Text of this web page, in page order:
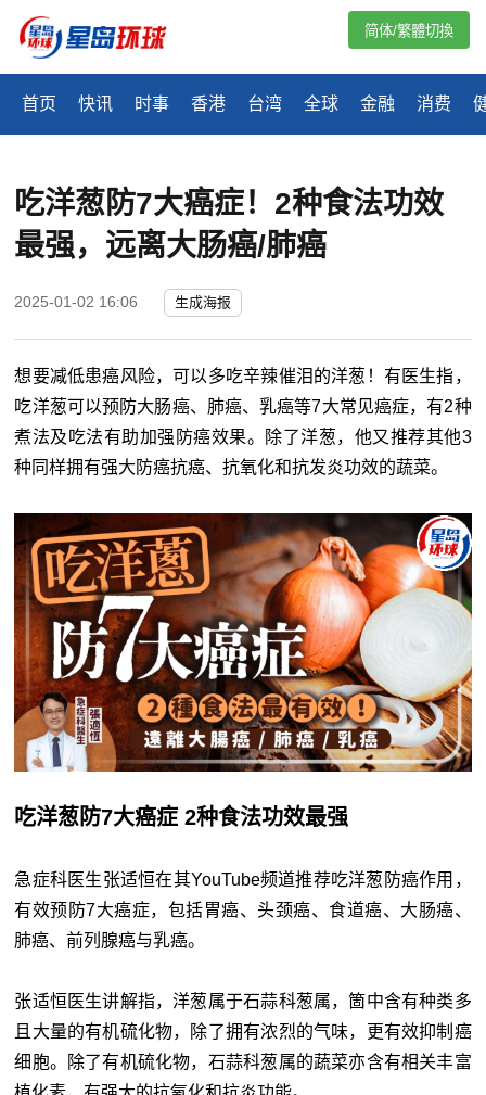
首页 快讯 时事 香港 台湾 全球 金融 消费
简体/繁體切換
吃洋葱防7大癌症！2种食法功效
最强，远离大肠癌/肺癌
2025-01-02 16:06 生成海报
想要减低患癌风险，可以多吃辛辣催泪的洋葱！有医生指，
吃洋葱可以预防大肠癌、肺癌、乳癌等7大常见癌症，有2种
煮法及吃法有助加强防癌效果。除了洋葱，他又推荐其他3
种同样拥有强大防癌抗癌、抗氧化和抗发炎功效的蔬菜。
吃洋葱防7大癌症 2种食法功效最强
急症科医生张适恒在其YouTube频道推荐吃洋葱防癌作用，
有效预防7大癌症，包括胃癌、头颈癌、食道癌、大肠癌、
肺癌、前列腺癌与乳癌。
张适恒医生讲解指，洋葱属于石蒜科葱属，箇中含有种类多
且大量的有机硫化物，除了拥有浓烈的气味，更有效抑制癌
细胞。除了有机硫化物，石蒜科葱属的蔬菜亦含有相关丰富